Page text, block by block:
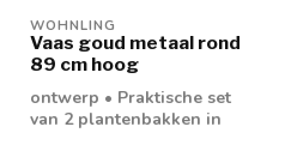
WOHNLING
Vaas goud metaal rond
89 cm hoog
ontwerp • Praktische set
van 2 plantenbakken in